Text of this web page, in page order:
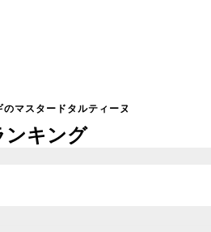
マスタードタルティーヌ
ンキング